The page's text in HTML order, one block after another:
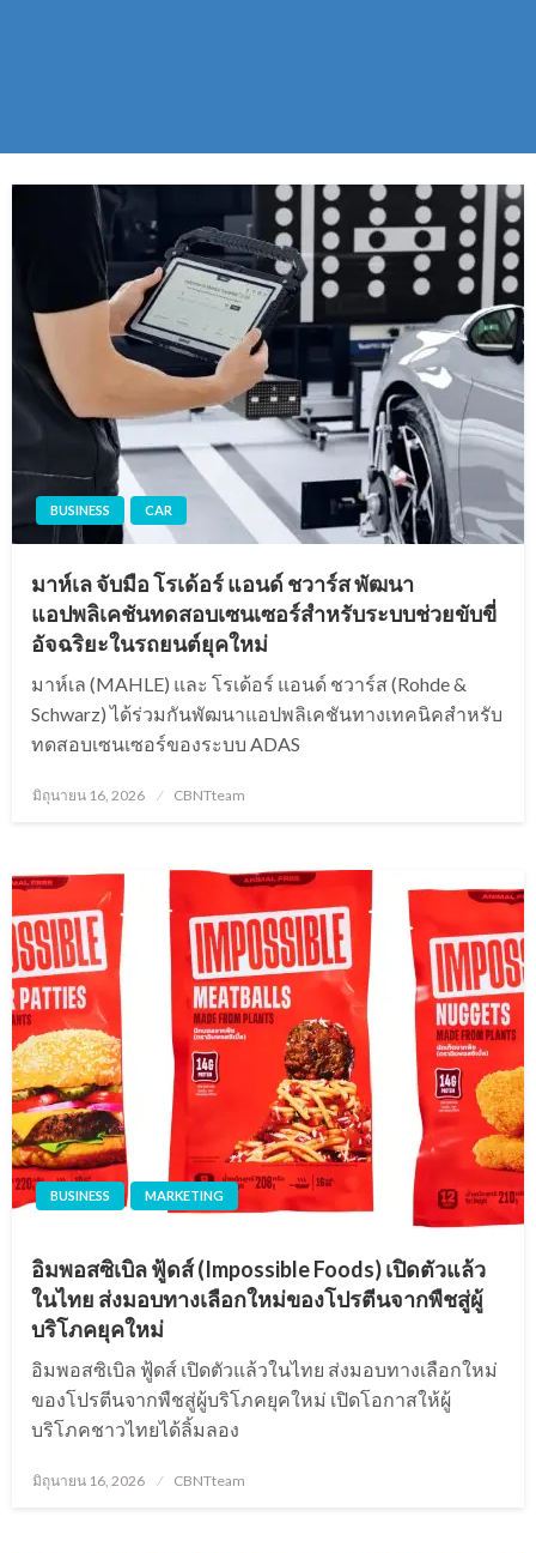
BUSINESS CAR
มาห์เล จับมือ โรเด้อร์ แอนด์ ชวาร์ส พัฒนา
แอปพลิเคชันทดสอบเซนเซอร์สำหรับระบบช่วยขับขี่
อัจฉริยะในรถยนต์ยุคใหม่
มาห์เล (MAHLE) และ โรเด้อร์ แอนด์ ชวาร์ส (Rohde &
Schwarz) ได้ร่วมกันพัฒนาแอปพลิเคชันทางเทคนิคสำหรับ
ทดสอบเซนเซอร์ของระบบ ADAS
Posted
on
มิถุนายน 16, 2026 CBNTteam
BUSINESS MARKETING
อิมพอสซิเบิล ฟู้ดส์ (Impossible Foods) เปิดตัวแล้ว
ในไทย ส่งมอบทางเลือกใหม่ของโปรตีนจากพืชสู่ผู้
บริโภคยุคใหม่
อิมพอสซิเบิล ฟู้ดส์ เปิดตัวแล้วในไทย ส่งมอบทางเลือกใหม่
ของโปรตีนจากพืชสู่ผู้บริโภคยุคใหม่ เปิดโอกาสให้ผู้
บริโภคชาวไทยได้ลิ้มลอง
Posted
on
มิถุนายน 16, 2026 CBNTteam